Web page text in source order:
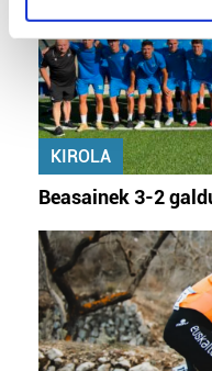
specific
Find out more about
and set your
Guk eta gure
prozesatzen ditugu,
pertsonalizatuak
neurtzeko, jendeari
produktuak garatzeko.
erabiltzen dituen hauta
Bazkide batzuek ez
interes komertzial
KIROLA
Beasainek 3-2